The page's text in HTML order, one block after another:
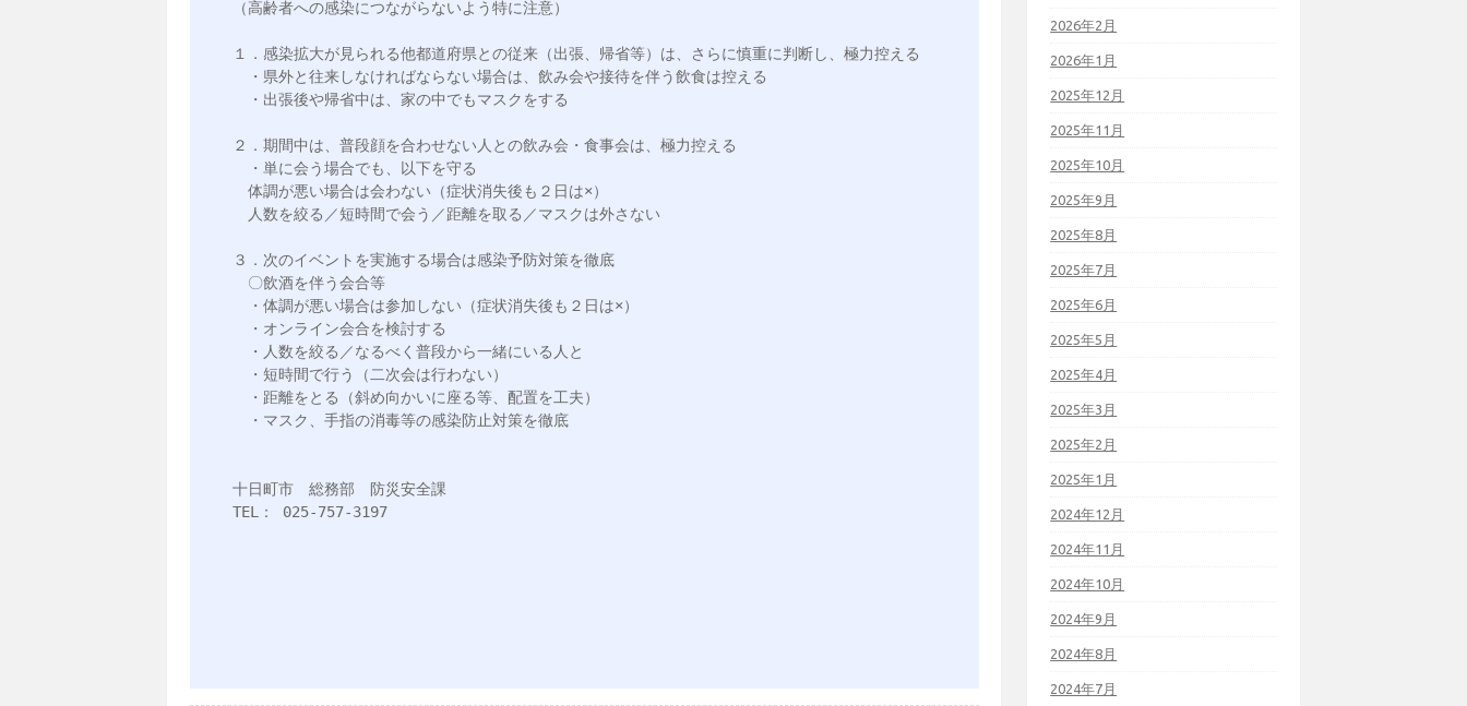
（高齢者への感染につながらないよう特に注意）
１．感染拡大が見られる他都道府県との従来（出張、帰省等）は、さらに慎重に判断し、極力控える
・県外と往来しなければならない場合は、飲み会や接待を伴う飲食は控える
・出張後や帰省中は、家の中でもマスクをする
２．期間中は、普段顔を合わせない人との飲み会・食事会は、極力控える
・単に会う場合でも、以下を守る
体調が悪い場合は会わない（症状消失後も２日は×）
人数を絞る／短時間で会う／距離を取る／マスクは外さない
３．次のイベントを実施する場合は感染予防対策を徹底
〇飲酒を伴う会合等
・体調が悪い場合は参加しない（症状消失後も２日は×）
・オンライン会合を検討する
・人数を絞る／なるべく普段から一緒にいる人と
・短時間で行う（二次会は行わない）
・距離をとる（斜め向かいに座る等、配置を工夫）
・マスク、手指の消毒等の感染防止対策を徹底
十日町市　総務部　防災安全課
TEL： 025-757-3197
2026年2月
2026年1月
2025年12月
2025年11月
2025年10月
2025年9月
2025年8月
2025年7月
2025年6月
2025年5月
2025年4月
2025年3月
2025年2月
2025年1月
2024年12月
2024年11月
2024年10月
2024年9月
2024年8月
2024年7月